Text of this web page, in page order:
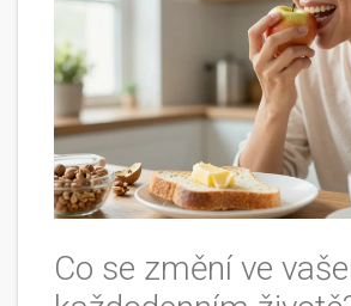
Co se změní ve